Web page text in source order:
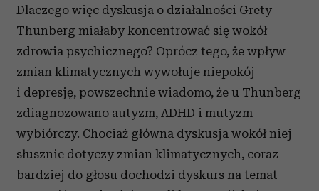
Dlaczego więc dyskusja o działalności Grety
Thunberg miałaby koncentrować się wokół
zdrowia psychicznego? Oprócz tego, że wpływ
zmian klimatycznych wywołuje niepokój
i depresję, powszechnie wiadomo, że u Thunberg
zdiagnozowano autyzm, ADHD i mutyzm
wybiórczy. Chociaż główna dyskusja wokół niej
słusznie dotyczy zmian klimatycznych, coraz
bardziej do głosu dochodzi dyskurs na temat